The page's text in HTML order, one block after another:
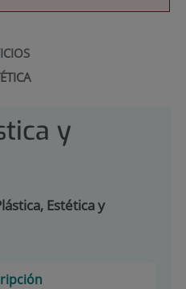
y
Estética y